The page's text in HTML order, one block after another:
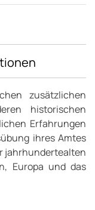
zusätzlichen
historischen
Erfahrungen
ihres Amtes
jahrhundertealten
Europa und das